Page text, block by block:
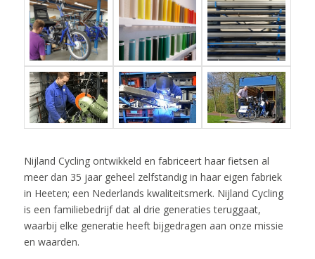
Nijland Cycling ontwikkeld en fabriceert haar fietsen al
meer dan 35 jaar geheel zelfstandig in haar eigen fabriek
in Heeten; een Nederlands kwaliteitsmerk. Nijland Cycling
is een familiebedrijf dat al drie generaties teruggaat,
waarbij elke generatie heeft bijgedragen aan onze missie
en waarden.